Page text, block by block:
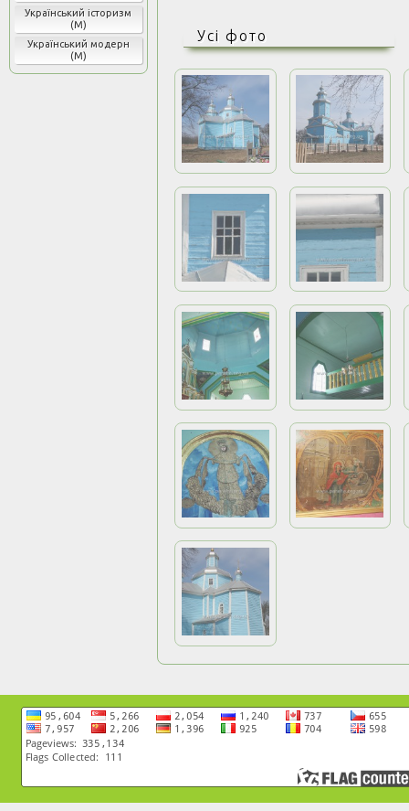
Український історизм
(М)
Український модерн
(М)
Усі фото